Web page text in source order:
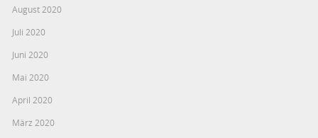
August 2020
Juli 2020
Juni 2020
Mai 2020
April 2020
März 2020